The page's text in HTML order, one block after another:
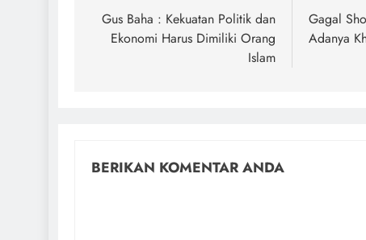
Gus Baha : Kekuatan Politik dan
Ekonomi Harus Dimiliki Orang
Islam
Gagal
Adanya
BERIKAN KOMENTAR ANDA